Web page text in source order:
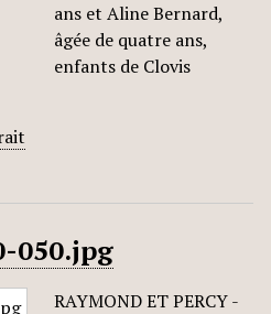
ans et Aline Bernard,
âgée de quatre ans,
enfants de Clovis
050.jpg
RAYMOND ET PERCY -